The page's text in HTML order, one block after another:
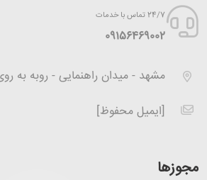
24/7 تماس با خدمات
‪09156469002
مشهد - میدان راهنمایی - روبه به روی
[ایمیل محفوظ]
مجوزها